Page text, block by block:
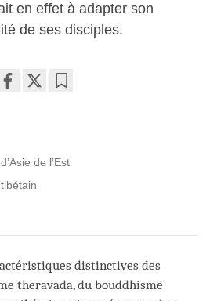
en effet à adapter son
de ses disciples.
de l’Est
distinctives des
theravada, du bouddhisme